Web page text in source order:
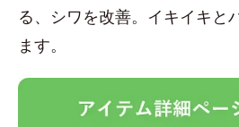
る、シワを改善。イキイキと
ます。